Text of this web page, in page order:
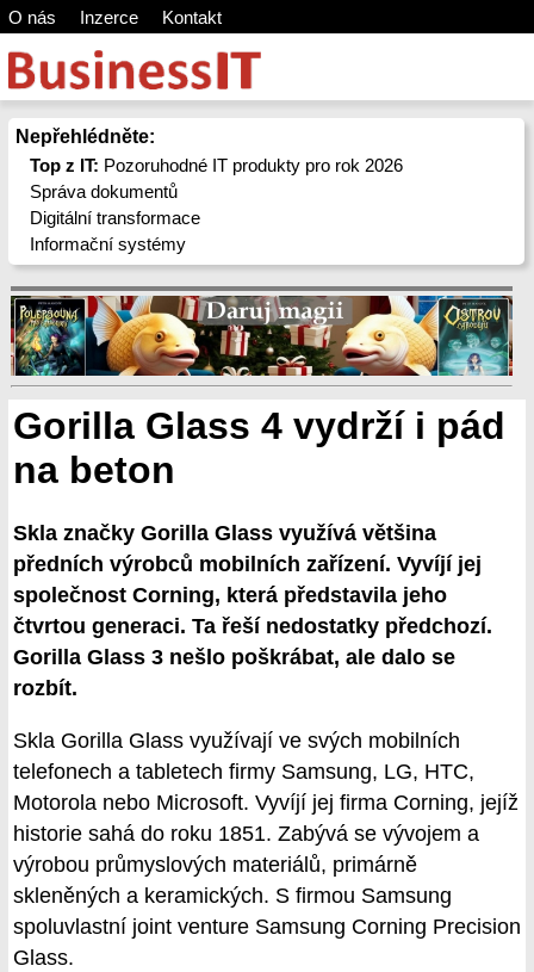
O nás Inzerce Kontakt
Nepřehlédněte:
Top z IT: Pozoruhodné IT produkty pro rok 2026
Správa dokumentů
Digitální transformace
Informační systémy
Gorilla Glass 4 vydrží i pád
na beton
Skla značky Gorilla Glass využívá většina
předních výrobců mobilních zařízení. Vyvíjí jej
společnost Corning, která představila jeho
čtvrtou generaci. Ta řeší nedostatky předchozí.
Gorilla Glass 3 nešlo poškrábat, ale dalo se
rozbít.
Skla Gorilla Glass využívají ve svých mobilních
telefonech a tabletech firmy Samsung, LG, HTC,
Motorola nebo Microsoft. Vyvíjí jej firma Corning, jejíž
historie sahá do roku 1851. Zabývá se vývojem a
výrobou průmyslových materiálů, primárně
skleněných a keramických. S firmou Samsung
spoluvlastní joint venture Samsung Corning Precision
Glass.